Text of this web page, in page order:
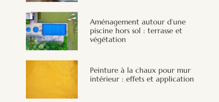
Aménagement autour d’une
piscine hors sol : terrasse et
végétation
Peinture à la chaux pour mur
intérieur : effets et application